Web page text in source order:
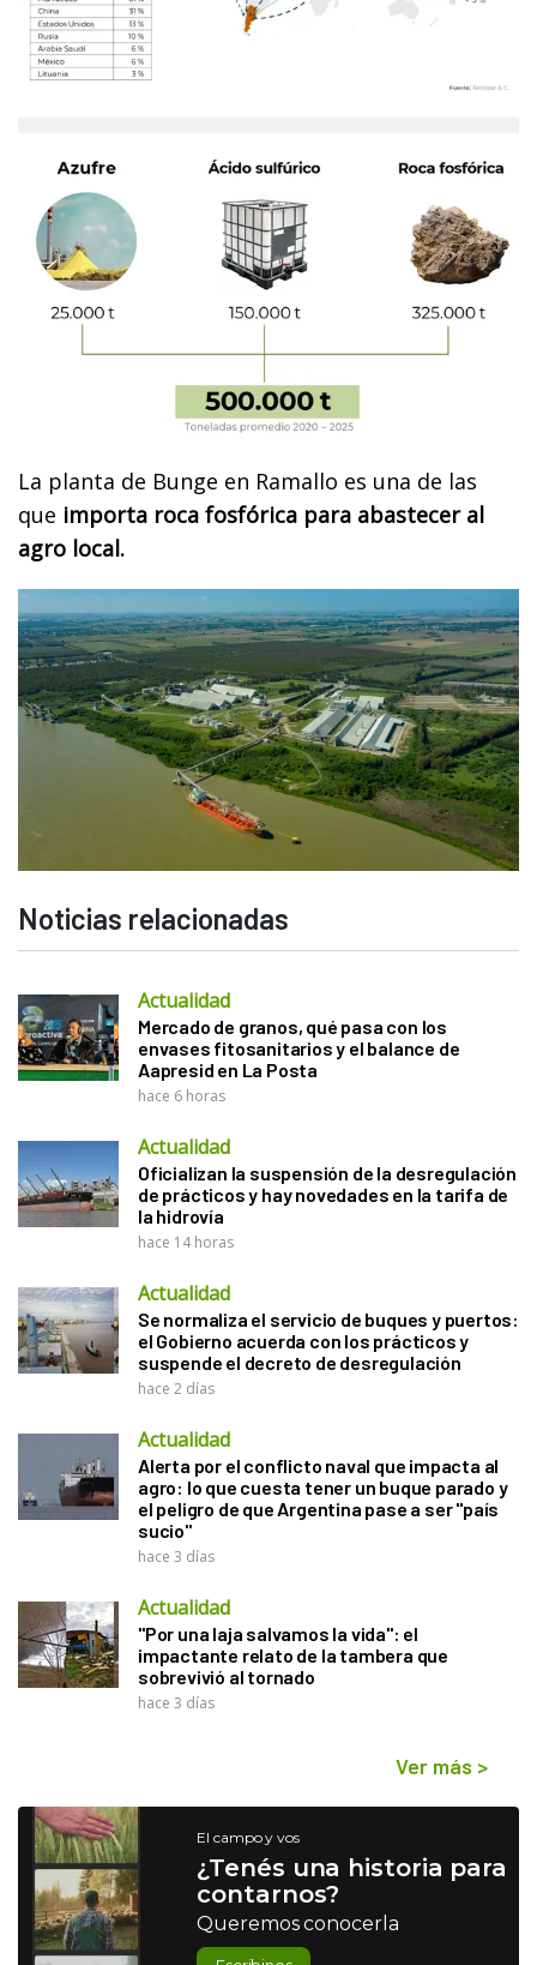
La planta de Bunge en Ramallo es una de las
que importa roca fosfórica para abastecer al
agro local.
Noticias relacionadas
Actualidad
Mercado de granos, qué pasa con los
envases fitosanitarios y el balance de
Aapresid en La Posta
hace 6 horas
Actualidad
Oficializan la suspensión de la desregulación
de prácticos y hay novedades en la tarifa de
la hidrovía
hace 14 horas
Actualidad
Se normaliza el servicio de buques y puertos:
el Gobierno acuerda con los prácticos y
suspende el decreto de desregulación
hace 2 días
Actualidad
Alerta por el conflicto naval que impacta al
agro: lo que cuesta tener un buque parado y
el peligro de que Argentina pase a ser "país
sucio"
hace 3 días
Actualidad
"Por una laja salvamos la vida": el
impactante relato de la tambera que
sobrevivió al tornado
hace 3 días
Ver más >
El campo y vos
¿Tenés una historia para
contarnos?
Queremos conocerla